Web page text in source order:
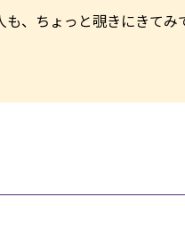
、ちょっと覗きにきてみ